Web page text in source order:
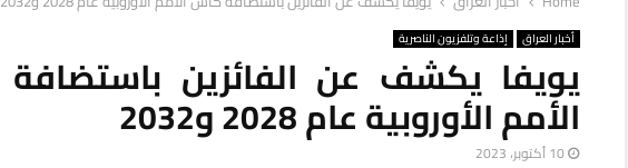
أخبار العراق إذاعة وتلفزيون الناصرية
يويفا يكشف عن الفائزين
الأمم الأوروبية عام 2028 و2032
10 أكتوبر، 2023